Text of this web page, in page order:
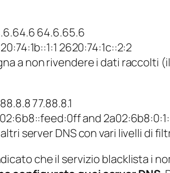
64.6.65.6
2620:74:1c::2:2
a non rivendere i dati raccolti
77.88.8.1
and
server DNS con vari livelli di
che il servizio blacklista i